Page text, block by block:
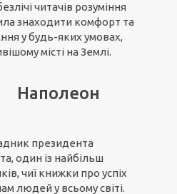
читачів розуміння
знаходити комфорт та
у будь-яких умовах,
місті на Землі.
Наполеон
президента
один із найбільш
чиї книжки про успіх
людей у всьому світі.